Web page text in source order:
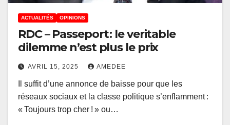
ACTUALITÉS OPINIONS
RDC – Passeport : le veritable
dilemme n’est plus le prix
AVRIL 15, 2025 AMEDEE
Il suffit d’une annonce de baisse pour que les
réseaux sociaux et la classe politique s’enflamment :
« Toujours trop cher ! » ou…